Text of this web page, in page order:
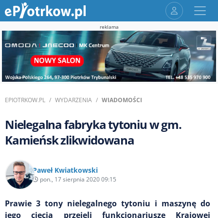
reklama
EPIOTRKOW.PL WYDARZENIA WIADOMOŚCI
Nielegalna fabryka tytoniu w gm.
Kamieńsk zlikwidowana
Paweł Kwiatkowski
pon., 17 sierpnia 2020 09:15
Prawie 3 tony nielegalnego tytoniu i maszynę do
jego cięcia przejęli funkcjonariusze Krajowej